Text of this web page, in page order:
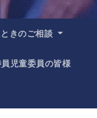
きのご相談
児童委員の皆様